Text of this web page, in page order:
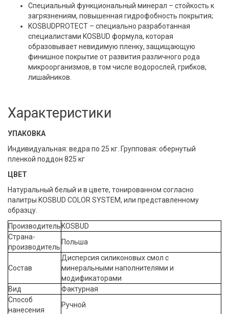
Специальный функциональный минерал – стойкость к
загрязнениям, повышенная гидрофобность покрытия;
KOSBUDPROTECT – специально разработанная
специалистами KOSBUD формула, которая
образовывает невидимую пленку, защищающую
финишное покрытие от развития различного рода
микроорганизмов, в том числе водорослей, грибков,
лишайников.
Характеристики
УПАКОВКА
Индивидуальная: ведра по 25 кг. Групповая: обернутый
пленкой поддон 825 кг
ЦВЕТ
Натуральный белый и в цвете, тонированном согласно
палитры KOSBUD COLOR SYSTEM, или представленному
образцу.
Производитель KOSBUD
Страна-
производитель
Польша
Состав
Дисперсия силиконовых смол с
минеральными наполнителями и
модификаторами
Вид
Фактурная
Способ
нанесения
Ручной